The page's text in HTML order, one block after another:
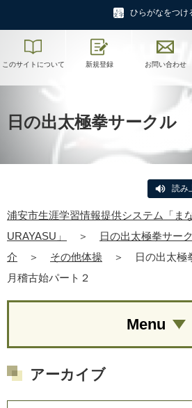
ひらがなをつけ
このサイトについて 新規登録 お問い合わせ
日の出太極拳サークル
読み
浦安市生涯学習情報提供システム「ま
URAYASU」
＞ 日の出太極拳サー
介
＞ その他体操 ＞
日の出太極
月稽古始パート２
Menu
アーカイブ